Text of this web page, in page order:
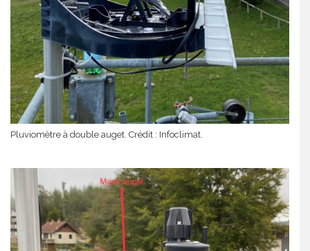
Pluviomètre à double auget. Crédit : Infoclimat.